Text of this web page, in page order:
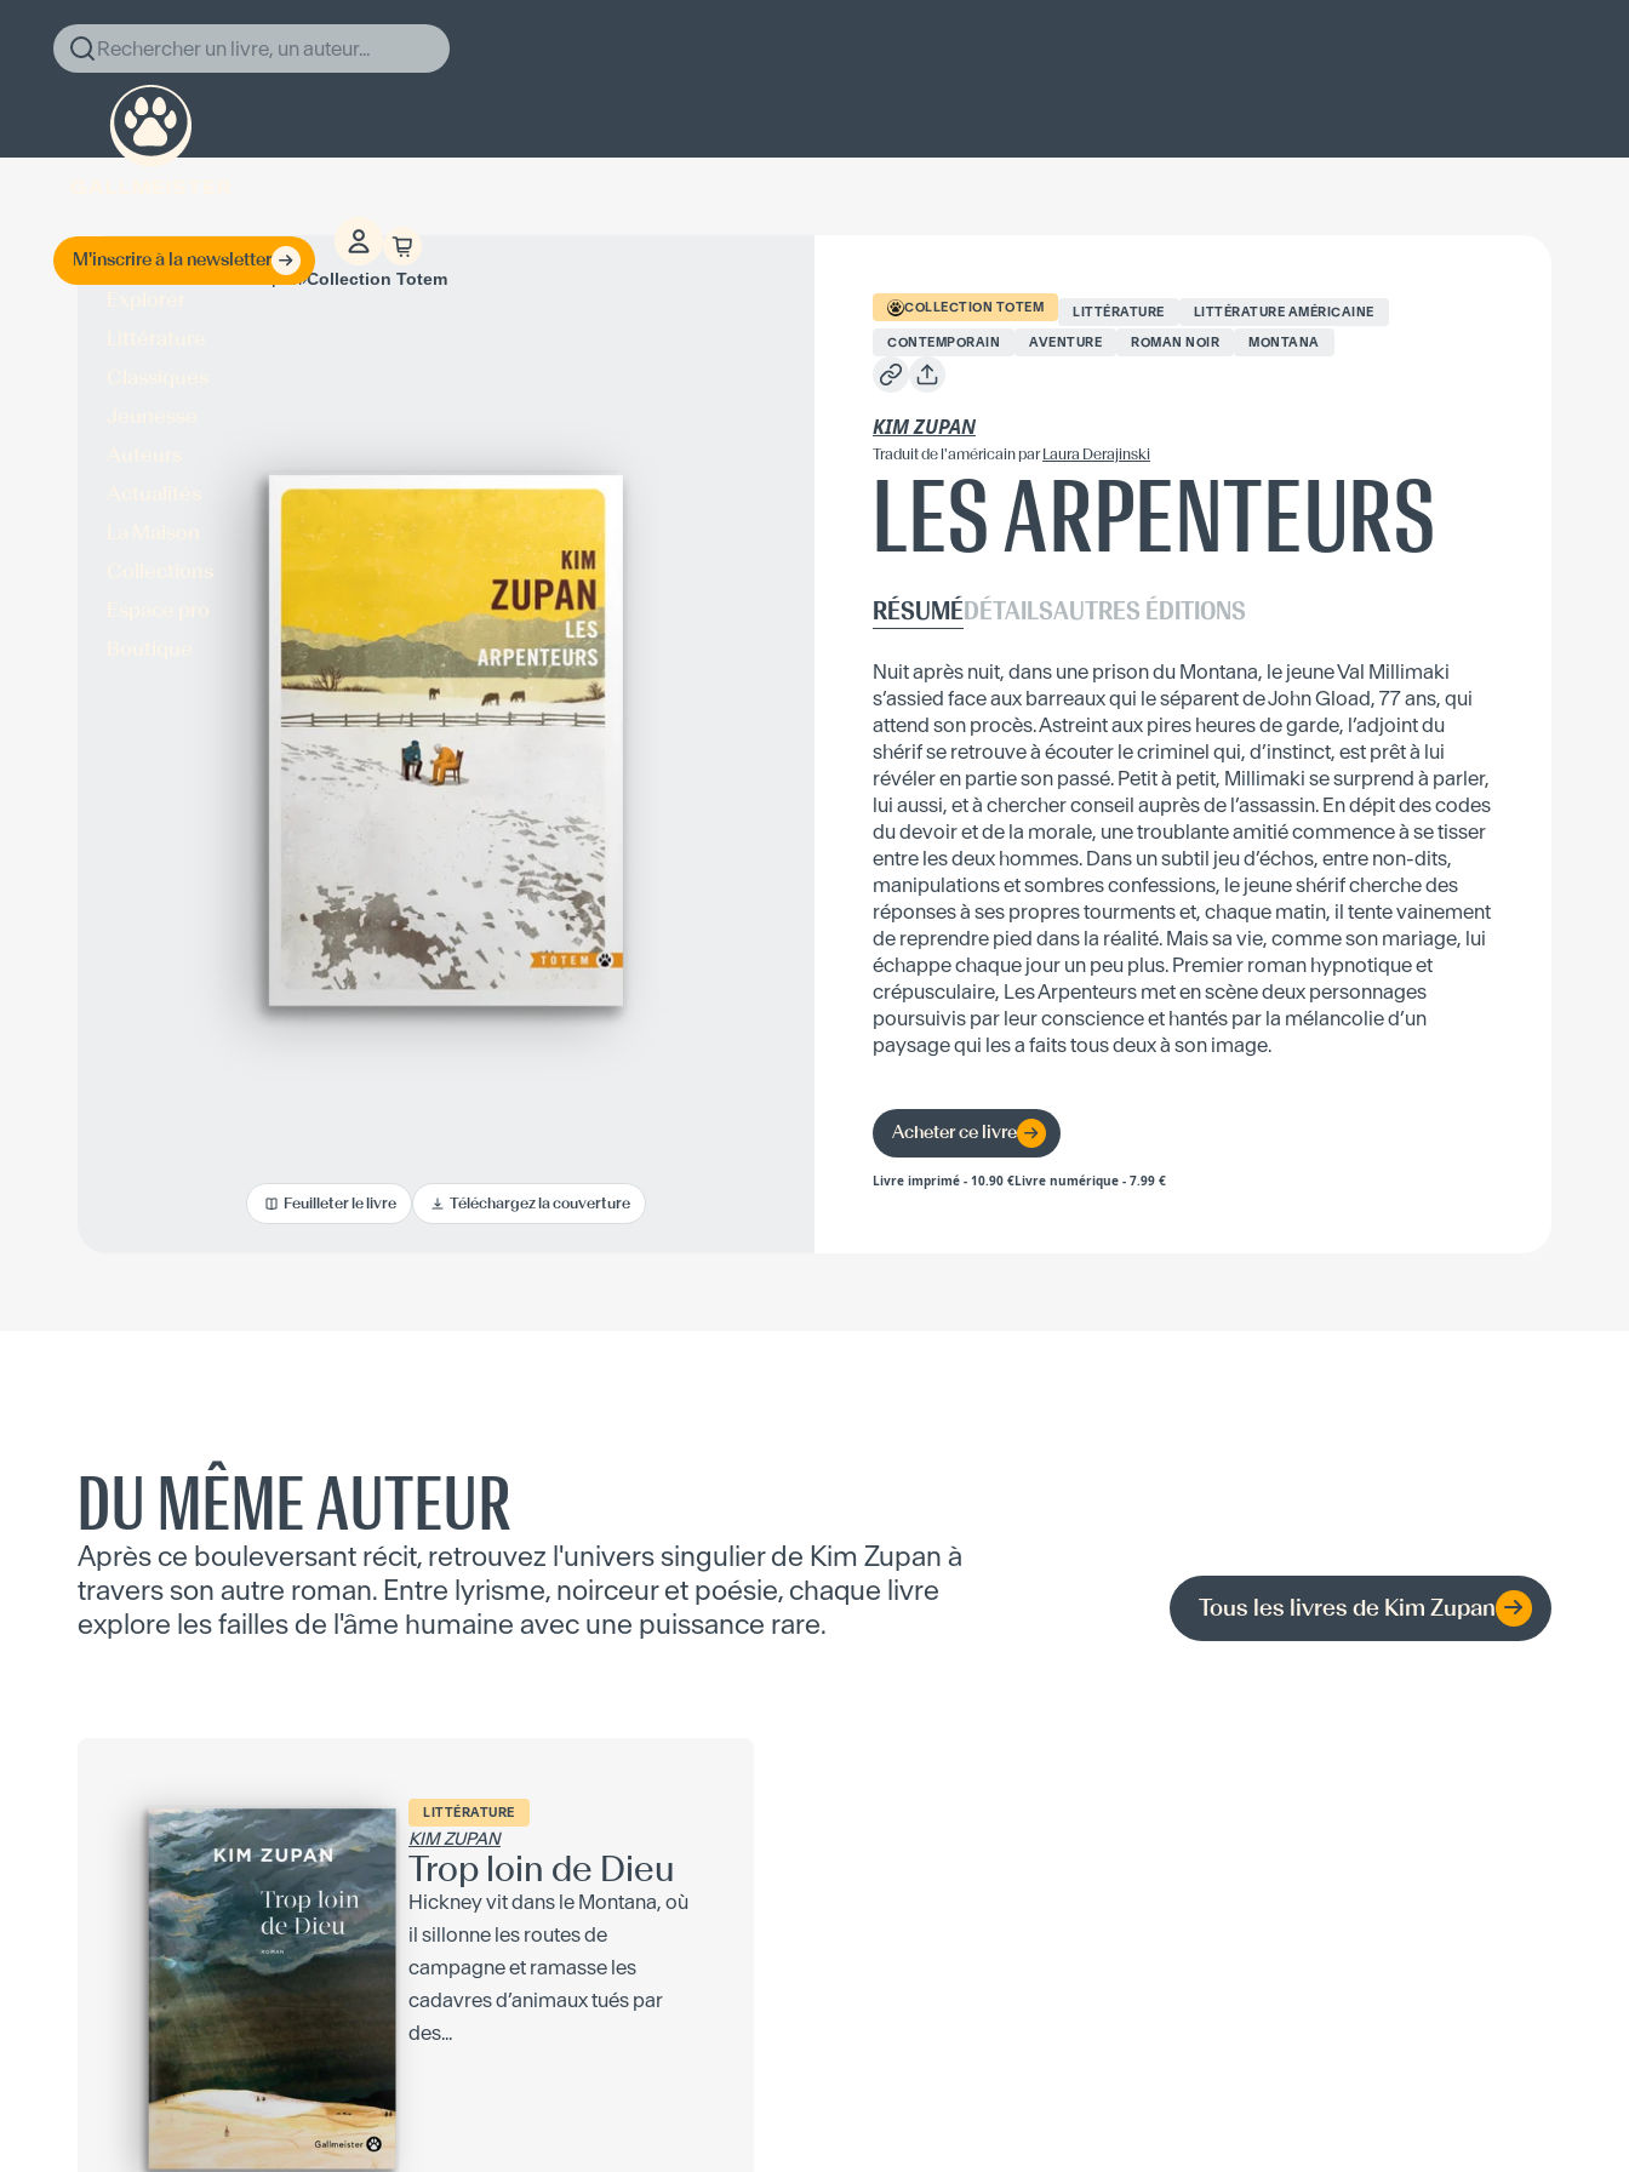
Rechercher un livre, un auteur...
M'inscrire à la newsletter
Kim Zupan›Collection Totem
Feuilleter le livre Téléchargez la couverture
COLLECTION TOTEM LITTÉRATURE
LITTÉRATURE AMÉRICAINE
CONTEMPORAIN
AVENTURE ROMAN NOIR MONTANA
KIM ZUPAN
Traduitde l'américainpar Laura Derajinski
LES ARPENTEURS
RÉSUMÉDÉTAILSAUTRES ÉDITIONS
Nuit après nuit, dans une prison du Montana, le jeune Val Millimaki
s’assied face aux barreaux qui le séparent de John Gload, 77 ans, qui
attend son procès. Astreint aux pires heures de garde, l’adjoint du
shérif se retrouve à écouter le criminel qui, d’instinct, est prêt à lui
révéler en partie son passé. Petit à petit, Millimaki se surprend à parler,
lui aussi, et à chercher conseil auprès de l’assassin. En dépit des codes
du devoir et de la morale, une troublante amitié commence à se tisser
entre les deux hommes. Dans un subtil jeu d’échos, entre non-dits,
manipulations et sombres confessions, le jeune shérif cherche des
réponses à ses propres tourments et, chaque matin, il tente vainement
de reprendre pied dans la réalité. Mais sa vie, comme son mariage, lui
échappe chaque jour un peu plus. Premier roman hypnotique et
crépusculaire, Les Arpenteurs met en scène deux personnages
poursuivis par leur conscience et hantés par la mélancolie d’un
paysage qui les a faits tous deux à son image.
Acheter ce livre
Livre imprimé - 10.90 €Livre numérique - 7.99 €
DU MÊME AUTEUR
Après ce bouleversant récit, retrouvez l'univers singulier de Kim Zupan à
travers son autre roman. Entre lyrisme, noirceur et poésie, chaque livre
explore les failles de l'âme humaine avec une puissance rare.
Tous les livres de Kim Zupan
LITTÉRATURE
KIM ZUPAN
Trop loin de Dieu
Hickney vit dans le Montana, où
il sillonne les routes de
campagne et ramasse les
cadavres d’animaux tués par
des...